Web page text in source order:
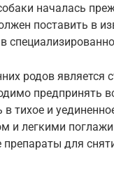
началась
поставить в
родов является
предпринять
в тихое и
и легкими
препараты для